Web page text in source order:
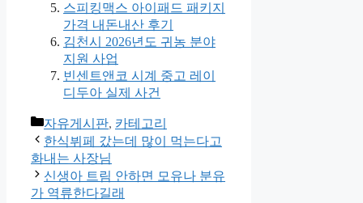
스피킹맥스 아이패드 패키지
가격 내돈내산 후기
김천시 2026년도 귀농 분야
지원 사업
빈센트앤코 시계 중고 레이
디두아 실제 사건
카
테
고
리
자유게시판, 카테고리
한식뷔페 갔는데 많이 먹는다고
화내는 사장님
신생아 트림 안하면 모유나 분유
가 역류한다길래